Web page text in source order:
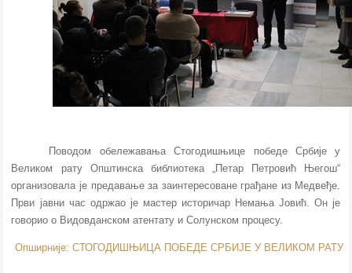
Поводом обележавања Стогодишњице победе Србије у
Великом рату Општинска библиотека „Петар Петровић Његош“
организовала је предавање за заинтересоване грађане из Медвеђе.
Први јавни час одржао је мастер историчар Немања Јовић. Он је
говорио о Видовданском атентату и Солунском процесу.
Опширније: СТОГОДИШЊИЦА ПОБЕДЕ СРБИЈЕ У ВЕЛИКОМ